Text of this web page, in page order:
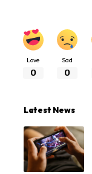
Love
0
Sad
0
Latest News